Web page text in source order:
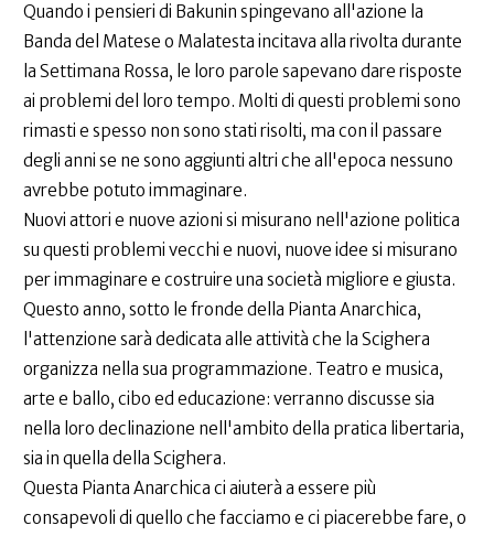
Quando i pensieri di Bakunin spingevano all'azione la
Banda del Matese o Malatesta incitava alla rivolta durante
la Settimana Rossa, le loro parole sapevano dare risposte
ai problemi del loro tempo. Molti di questi problemi sono
rimasti e spesso non sono stati risolti, ma con il passare
degli anni se ne sono aggiunti altri che all'epoca nessuno
avrebbe potuto immaginare.
Nuovi attori e nuove azioni si misurano nell'azione politica
su questi problemi vecchi e nuovi, nuove idee si misurano
per immaginare e costruire una società migliore e giusta.
Questo anno, sotto le fronde della Pianta Anarchica,
l'attenzione sarà dedicata alle attività che la Scighera
organizza nella sua programmazione. Teatro e musica,
arte e ballo, cibo ed educazione: verranno discusse sia
nella loro declinazione nell'ambito della pratica libertaria,
sia in quella della Scighera.
Questa Pianta Anarchica ci aiuterà a essere più
consapevoli di quello che facciamo e ci piacerebbe fare, o